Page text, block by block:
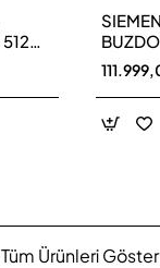
Tüm Ürünleri Göster